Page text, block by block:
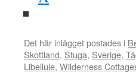
Det här inlägget postades i
Skottland, Stuga, Sverige,
Libellule, Wilderness